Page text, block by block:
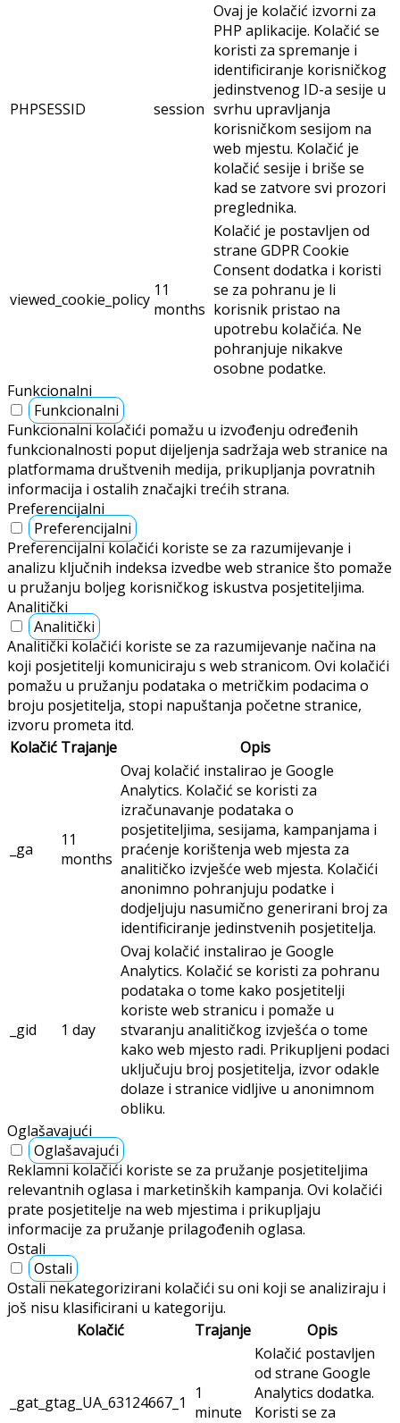
PHPSESSID session
Ovaj je kolačić izvorni za
PHP aplikacije. Kolačić se
koristi za spremanje i
identificiranje korisničkog
jedinstvenog ID-a sesije u
svrhu upravljanja
korisničkom sesijom na
web mjestu. Kolačić je
kolačić sesije i briše se
kad se zatvore svi prozori
preglednika.
viewed_cookie_policy 11
months
Kolačić je postavljen od
strane GDPR Cookie
Consent dodatka i koristi
se za pohranu je li
korisnik pristao na
upotrebu kolačića. Ne
pohranjuje nikakve
osobne podatke.
Funkcionalni
Funkcionalni
Funkcionalni kolačići pomažu u izvođenju određenih
funkcionalnosti poput dijeljenja sadržaja web stranice na
platformama društvenih medija, prikupljanja povratnih
informacija i ostalih značajki trećih strana.
Preferencijalni
Preferencijalni
Preferencijalni kolačići koriste se za razumijevanje i
analizu ključnih indeksa izvedbe web stranice što pomaže
u pružanju boljeg korisničkog iskustva posjetiteljima.
Analitički
Analitički
Analitički kolačići koriste se za razumijevanje načina na
koji posjetitelji komuniciraju s web stranicom. Ovi kolačići
pomažu u pružanju podataka o metričkim podacima o
broju posjetitelja, stopi napuštanja početne stranice,
izvoru prometa itd.
Kolačić Trajanje Opis
_ga
11
months
Ovaj kolačić instalirao je Google
Analytics. Kolačić se koristi za
izračunavanje podataka o
posjetiteljima, sesijama, kampanjama i
praćenje korištenja web mjesta za
analitičko izvješće web mjesta. Kolačići
anonimno pohranjuju podatke i
dodjeljuju nasumično generirani broj za
identificiranje jedinstvenih posjetitelja.
_gid 1 day
Ovaj kolačić instalirao je Google
Analytics. Kolačić se koristi za pohranu
podataka o tome kako posjetitelji
koriste web stranicu i pomaže u
stvaranju analitičkog izvješća o tome
kako web mjesto radi. Prikupljeni podaci
uključuju broj posjetitelja, izvor odakle
dolaze i stranice vidljive u anonimnom
obliku.
Oglašavajući
Oglašavajući
Reklamni kolačići koriste se za pružanje posjetiteljima
relevantnih oglasa i marketinških kampanja. Ovi kolačići
prate posjetitelje na web mjestima i prikupljaju
informacije za pružanje prilagođenih oglasa.
Ostali
Ostali
Ostali nekategorizirani kolačići su oni koji se analiziraju i
još nisu klasificirani u kategoriju.
Kolačić
Trajanje Opis
_gat_gtag_UA_63124667_1
1
minute
Kolačić postavljen
od strane Google
Analytics dodatka.
Koristi se za